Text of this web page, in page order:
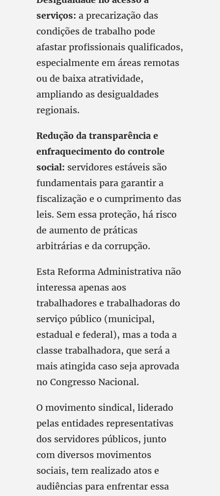
serviços: a precarização das
condições de trabalho pode
afastar profissionais qualificados,
especialmente em áreas remotas
ou de baixa atratividade,
ampliando as desigualdades
regionais.
Redução da transparência e
enfraquecimento do controle
social: servidores estáveis são
fundamentais para garantir a
fiscalização e o cumprimento das
leis. Sem essa proteção, há risco
de aumento de práticas
arbitrárias e da corrupção.
Esta Reforma Administrativa não
interessa apenas aos
trabalhadores e trabalhadoras do
serviço público (municipal,
estadual e federal), mas a toda a
classe trabalhadora, que será a
mais atingida caso seja aprovada
no Congresso Nacional.
O movimento sindical, liderado
pelas entidades representativas
dos servidores públicos, junto
com diversos movimentos
sociais, tem realizado atos e
audiências para enfrentar essa